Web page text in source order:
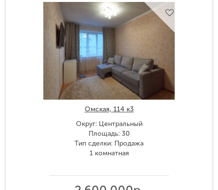
Омская, 114 к3
Округ: Центральный
Площадь: 30
Тип сделки: Продажа
1 комнатная